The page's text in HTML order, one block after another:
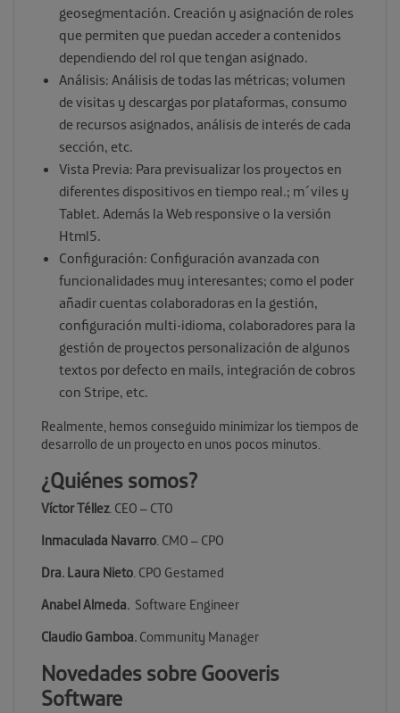
geosegmentación. Creación y asignación de roles
que permiten que puedan acceder a contenidos
dependiendo del rol que tengan asignado.
Análisis: Análisis de todas las métricas; volumen
de visitas y descargas por plataformas, consumo
de recursos asignados, análisis de interés de cada
sección, etc.
Vista Previa: Para previsualizar los proyectos en
diferentes dispositivos en tiempo real.; m´viles y
Tablet. Además la Web responsive o la versión
Html5.
Configuración: Configuración avanzada con
funcionalidades muy interesantes; como el poder
añadir cuentas colaboradoras en la gestión,
configuración multi-idioma, colaboradores para la
gestión de proyectos personalización de algunos
textos por defecto en mails, integración de cobros
con Stripe, etc.
Realmente, hemos conseguido minimizar los tiempos de
desarrollo de un proyecto en unos pocos minutos.
¿Quiénes somos?
Víctor Téllez. CEO – CTO
Inmaculada Navarro. CMO – CPO
Dra. Laura Nieto. CPO Gestamed
Anabel Almeda. Software Engineer
Claudio Gamboa. Community Manager
Novedades sobre Gooveris
Software